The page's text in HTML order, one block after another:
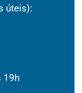
úteis):
19h